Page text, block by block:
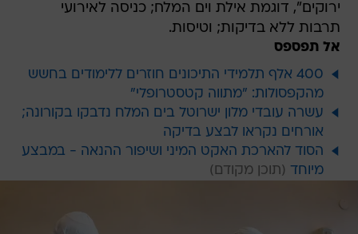
ירוקים", דוגמת אילת וים המלח; כניסה לאירועי
תרבות ללא בדיקות; וטיסות.
אל תפספס
400 אלף תלמידי התיכונים חוזרים ללימודים בחשש
מהקפסולות: "מתווה קטסטרופלי"
עשרה עובדי מלון ישרוטל בים המלח נדבקו בקורונה;
אורחים נקראו לבצע בדיקה
הסוד להארכת האקט המיני ושיפור ההנאה - במבצע
מיוחד